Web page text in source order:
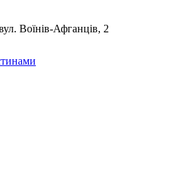
Воїнів-Афганців, 2